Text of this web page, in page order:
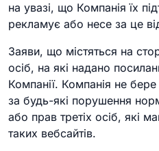
на увазі, що Компанія їх
рекламує або несе за це
Заяви, що містяться на
осіб, на які надано
Компанії. Компанія не бере
за будь-які порушення
або прав третіх осіб, які
таких вебсайтів.